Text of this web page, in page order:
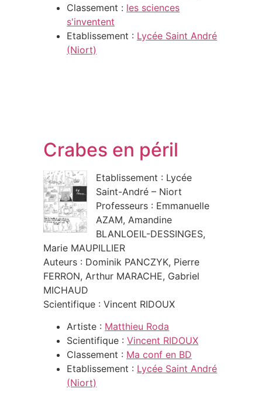
Classement : les sciences
s'inventent
Etablissement : Lycée Saint André
(Niort)
Crabes en péril
Etablissement : Lycée
Saint-André – Niort
Professeurs : Emmanuelle
AZAM, Amandine
BLANLOEIL-DESSINGES,
Marie MAUPILLIER
Auteurs : Dominik PANCZYK, Pierre
FERRON, Arthur MARACHE, Gabriel
MICHAUD
Scientifique : Vincent RIDOUX
Artiste : Matthieu Roda
Scientifique :Vincent RIDOUX
Classement : Ma conf en BD
Etablissement : Lycée Saint André
(Niort)